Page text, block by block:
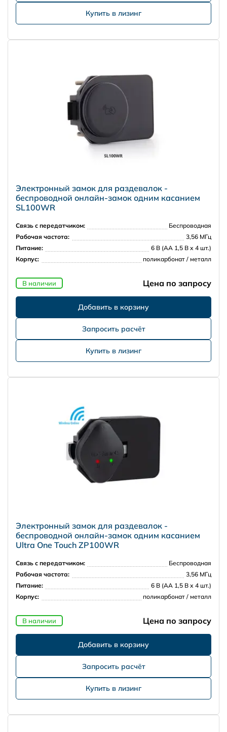
Купить в лизинг
Электронный замок для раздевалок -
беспроводной онлайн-замок одним касанием
SL100WR
Связь с передатчиком:
Беспроводная
Рабочая частота:
3,56 МГц
Питание:
6 В (АА 1,5 В х 4 шт.)
Корпус:
поликарбонат / металл
В наличии Цена по запросу
Запросить расчёт
Купить в лизинг
Электронный замок для раздевалок -
беспроводной онлайн-замок одним касанием
Ultra One Touch ZP100WR
Связь с передатчиком:
Беспроводная
Рабочая частота:
3,56 МГц
Питание:
6 В (АА 1,5 В х 4 шт.)
Корпус:
поликарбонат / металл
В наличии Цена по запросу
Запросить расчёт
Купить в лизинг